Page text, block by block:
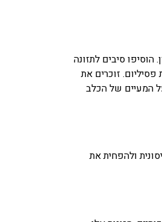
הוסיפו סיבים לתזונה
זוכרים את
המעיים של הכלב
ולהפחית את